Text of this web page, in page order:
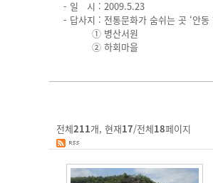
- 일 시 : 2009.5.23
- 답사지 : 전통문화가 숨쉬는 곳 ‘안
① 병산서원
② 하회마을
전체211개, 현재17/전체18페이지